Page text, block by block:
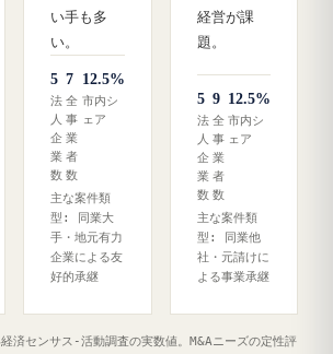
い手も多
い。
5
法
人
企
業
数
7
全
事
業
者
数
12.5%
市内シ
ェア
主な案件類
型: 同業大
手・地元有力
企業による友
好的承継
経営が課
題。
5
法
人
企
業
数
9
全
事
業
者
数
12.5%
市内シ
ェア
主な案件類
型: 同業他
社・元請けに
よる事業承継
済センサス‐活動調査の実数値。M&Aニーズの定性評